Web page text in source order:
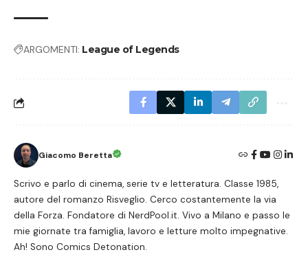
ARGOMENTI: League of Legends
Giacomo Beretta
Scrivo e parlo di cinema, serie tv e letteratura. Classe 1985,
autore del romanzo Risveglio. Cerco costantemente la via
della Forza. Fondatore di NerdPool.it. Vivo a Milano e passo le
mie giornate tra famiglia, lavoro e letture molto impegnative.
Ah! Sono Comics Detonation.